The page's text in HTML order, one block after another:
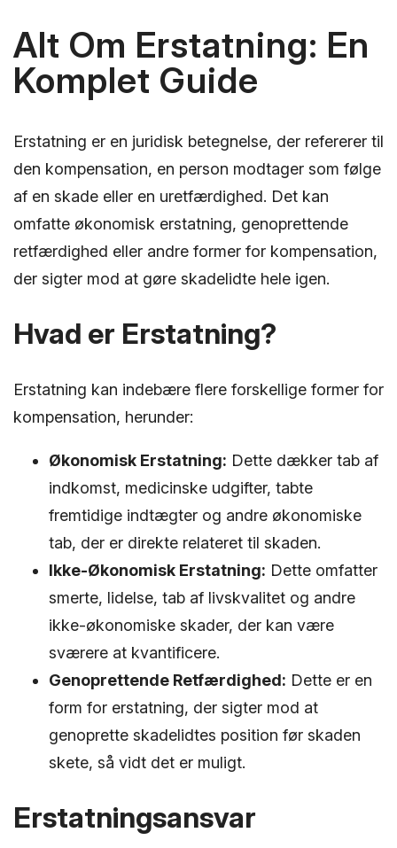
Alt Om Erstatning: En
Komplet Guide
Erstatning er en juridisk betegnelse, der refererer til
den kompensation, en person modtager som følge
af en skade eller en uretfærdighed. Det kan
omfatte økonomisk erstatning, genoprettende
retfærdighed eller andre former for kompensation,
der sigter mod at gøre skadelidte hele igen.
Hvad er Erstatning?
Erstatning kan indebære flere forskellige former for
kompensation, herunder:
Økonomisk Erstatning: Dette dækker tab af
indkomst, medicinske udgifter, tabte
fremtidige indtægter og andre økonomiske
tab, der er direkte relateret til skaden.
Ikke-Økonomisk Erstatning: Dette omfatter
smerte, lidelse, tab af livskvalitet og andre
ikke-økonomiske skader, der kan være
sværere at kvantificere.
Genoprettende Retfærdighed: Dette er en
form for erstatning, der sigter mod at
genoprette skadelidtes position før skaden
skete, så vidt det er muligt.
Erstatningsansvar